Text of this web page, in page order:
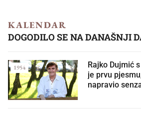
KALENDAR
DOGODILO SE NA DANAŠNJI
Rajko Dujmić
je prvu
napravio
1954